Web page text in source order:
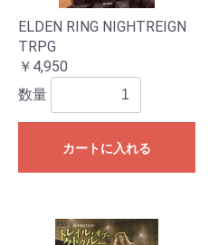
ELDEN RING NIGHTREIGN
TRPG
￥4,950
数量
カートに入れる